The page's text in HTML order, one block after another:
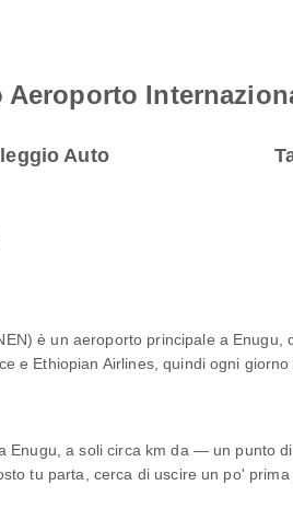
Auto
è un aeroporto principale a
e Ethiopian Airlines, quindi ogni
Enugu, a soli circa km da — un punto
tu parta, cerca di uscire un po' prima